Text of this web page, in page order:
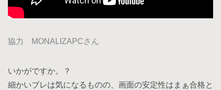
協力 MONALIZAPCさん
いかがですか。？
細かいブレは気になるものの、画面の安定性はまぁ合格と